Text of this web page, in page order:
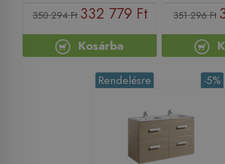
350 294 Ft 332 779 Ft
Kosárba
351 296 Ft
-5%
Rendelésre